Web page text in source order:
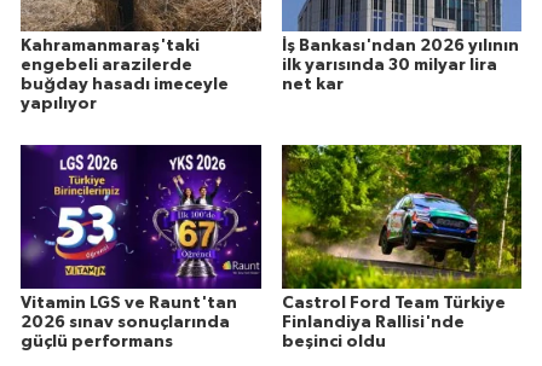
Kahramanmaraş'taki
engebeli arazilerde
buğday hasadı imeceyle
yapılıyor
İş Bankası'ndan 2026 yılının
ilk yarısında 30 milyar lira
net kar
Vitamin LGS ve Raunt'tan
2026 sınav sonuçlarında
güçlü performans
Castrol Ford Team Türkiye
Finlandiya Rallisi'nde
beşinci oldu